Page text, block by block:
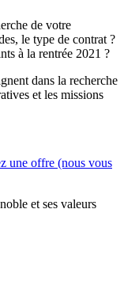
de votre
le type de contrat ?
à la rentrée 2021 ?
dans la recherche
et les missions
une offre (nous vous
et ses valeurs